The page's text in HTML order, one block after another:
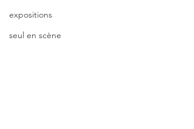
expositions
seul en scène